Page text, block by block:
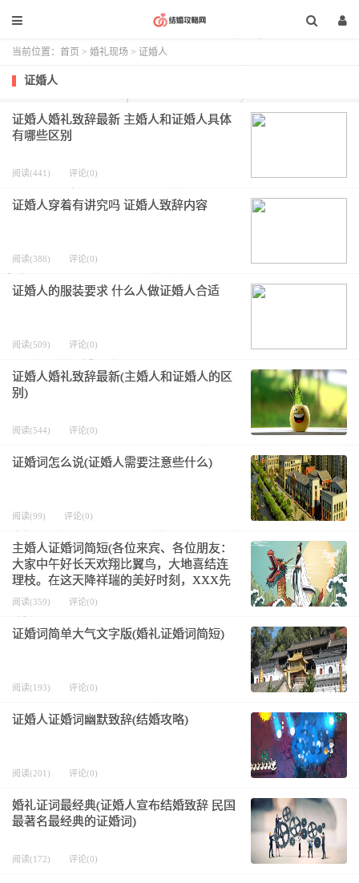
当前位置： 首页 > 婚礼现场 > 证婚人
证婚人
证婚人婚礼致辞最新 主婚人和证婚人具体
有哪些区别
阅读(441) 评论(0)
证婚人穿着有讲究吗 证婚人致辞内容
阅读(388) 评论(0)
证婚人的服装要求 什么人做证婚人合适
阅读(509) 评论(0)
证婚人婚礼致辞最新(主婚人和证婚人的区
别)
阅读(544) 评论(0)
证婚词怎么说(证婚人需要注意些什么)
阅读(99) 评论(0)
主婚人证婚词简短(各位来宾、各位朋友：
大家中午好长天欢翔比翼鸟，大地喜结连
理枝。在这天降祥瑞的美好时刻，XXX先
生和XXX小姐喜结良缘，情定终生。首
心的感谢。同时，
阅读(359) 评论(0)
证婚词简单大气文字版(婚礼证婚词简短)
阅读(193) 评论(0)
证婚人证婚词幽默致辞(结婚攻略)
阅读(201) 评论(0)
婚礼证词最经典(证婚人宣布结婚致辞 民国
最著名最经典的证婚词)
阅读(172) 评论(0)